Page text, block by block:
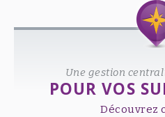
Une gestion
POUR VOS
Découvrez